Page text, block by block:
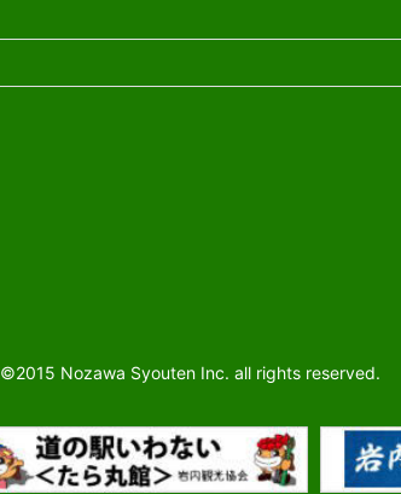
Nozawa Syouten Inc. all rights reserved.